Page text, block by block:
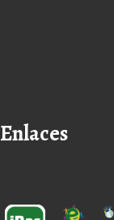
Enlaces